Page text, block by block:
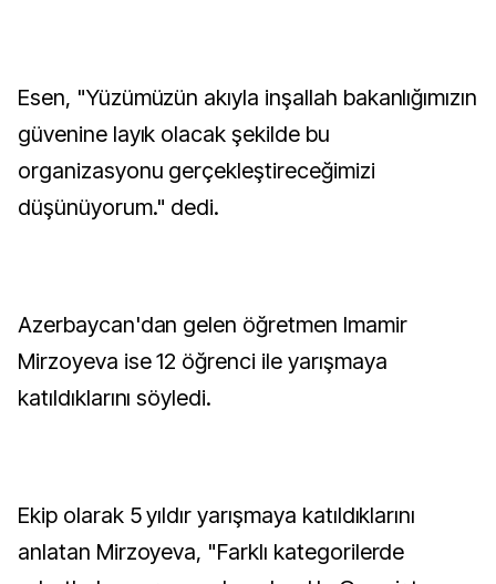
Esen, "Yüzümüzün akıyla inşallah bakanlığımızın
güvenine layık olacak şekilde bu
organizasyonu gerçekleştireceğimizi
düşünüyorum." dedi.
Azerbaycan'dan gelen öğretmen Imamir
Mirzoyeva ise 12 öğrenci ile yarışmaya
katıldıklarını söyledi.
Ekip olarak 5 yıldır yarışmaya katıldıklarını
anlatan Mirzoyeva, "Farklı kategorilerde